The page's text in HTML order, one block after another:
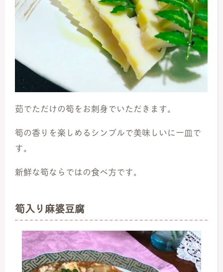
茹でただけの筍をお刺身でいただきます。
筍の香りを楽しめるシンプルで美味しいに一皿で
す。
新鮮な筍ならではの食べ方です。
筍入り麻婆豆腐